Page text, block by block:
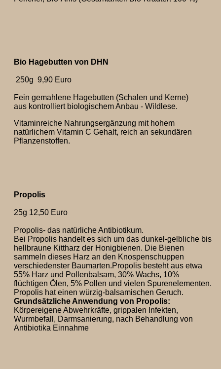
Bio Hagebutten von DHN
250g 9,90 Euro
Fein gemahlene Hagebutten (Schalen und Kerne)
aus kontrolliert biologischem Anbau - Wildlese.
Vitaminreiche Nahrungsergänzung mit hohem
natürlichem Vitamin C Gehalt, reich an sekundären
Pflanzenstoffen.
Propolis
25g 12,50 Euro
Propolis- das natürliche Antibiotikum.
Bei Propolis handelt es sich um das dunkel-gelbliche bis
hellbraune Kittharz der Honigbienen. Die Bienen
sammeln dieses Harz an den Knospenschuppen
verschiedenster Baumarten.Propolis besteht aus etwa
55% Harz und Pollenbalsam, 30% Wachs, 10%
flüchtigen Ölen, 5% Pollen und vielen Spurenelementen.
Propolis hat einen würzig-balsamischen Geruch.
Grundsätzliche Anwendung von Propolis:
Körpereigene Abwehrkräfte, grippalen Infekten,
Wurmbefall, Darmsanierung, nach Behandlung von
Antibiotika Einnahme